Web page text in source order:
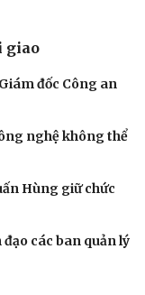
khiến điện mặt
với kế hoạch
trong thực hiện
ít nhất 10 công